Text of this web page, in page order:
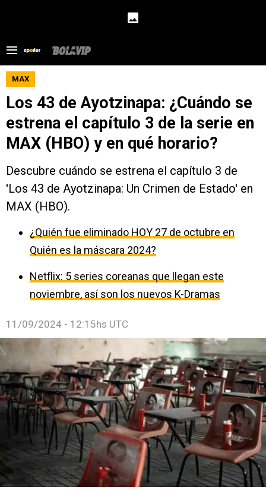
MAX
Los 43 de Ayotzinapa: ¿Cuándo se
estrena el capítulo 3 de la serie en
MAX (HBO) y en qué horario?
Descubre cuándo se estrena el capítulo 3 de
'Los 43 de Ayotzinapa: Un Crimen de Estado' en
MAX (HBO).
¿Quién fue eliminado HOY 27 de octubre en
Quién es la máscara 2024?
Netflix: 5 series coreanas que llegan este
noviembre, así son los nuevos K-Dramas
11/09/2024 - 12:15hs UTC